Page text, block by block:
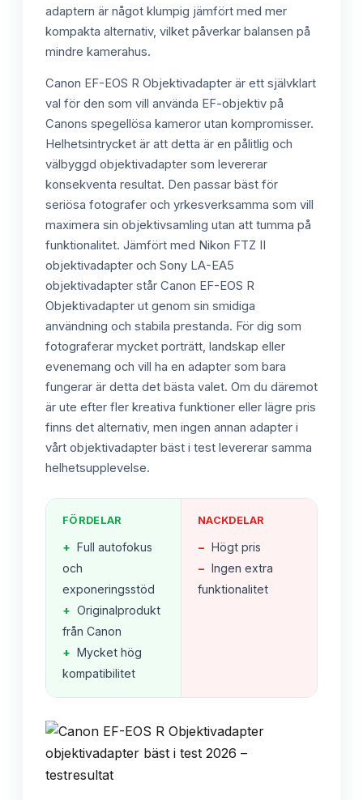
adaptern är något klumpig jämfört med mer
kompakta alternativ, vilket påverkar balansen på
mindre kamerahus.
Canon EF-EOS R Objektivadapter är ett självklart
val för den som vill använda EF-objektiv på
Canons spegellösa kameror utan kompromisser.
Helhetsintrycket är att detta är en pålitlig och
välbyggd objektivadapter som levererar
konsekventa resultat. Den passar bäst för
seriösa fotografer och yrkesverksamma som vill
maximera sin objektivsamling utan att tumma på
funktionalitet. Jämfört med Nikon FTZ II
objektivadapter och Sony LA-EA5
objektivadapter står Canon EF-EOS R
Objektivadapter ut genom sin smidiga
användning och stabila prestanda. För dig som
fotograferar mycket porträtt, landskap eller
evenemang och vill ha en adapter som bara
fungerar är detta det bästa valet. Om du däremot
är ute efter fler kreativa funktioner eller lägre pris
finns det alternativ, men ingen annan adapter i
vårt objektivadapter bäst i test levererar samma
helhetsupplevelse.
FÖRDELAR
+ Full autofokus
och
exponeringsstöd
+ Originalprodukt
från Canon
+ Mycket hög
kompatibilitet
NACKDELAR
− Högt pris
− Ingen extra
funktionalitet